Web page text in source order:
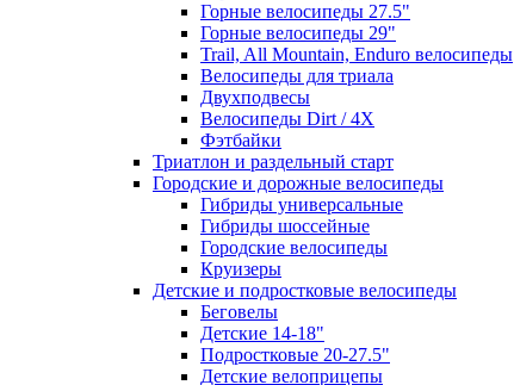
Горные велосипеды 27.5"
Горные велосипеды 29"
Trail, All Mountain, Enduro велосипеды
Велосипеды для триала
Двухподвесы
Велосипеды Dirt / 4X
Фэтбайки
Триатлон и раздельный старт
Городские и дорожные велосипеды
Гибриды универсальные
Гибриды шоссейные
Городские велосипеды
Круизеры
Детские и подростковые велосипеды
Беговелы
Детские 14-18"
Подростковые 20-27.5"
Детские велоприцепы